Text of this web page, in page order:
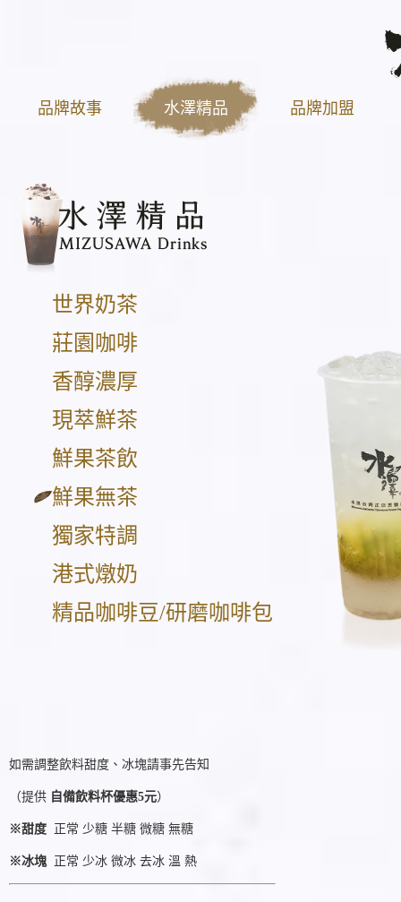
品牌故事 水澤精品 品牌加盟
世界奶茶
莊園咖啡
香醇濃厚
現萃鮮茶
鮮果茶飲
鮮果無茶
獨家特調
港式燉奶
精品咖啡豆/研磨咖啡包
如需調整飲料甜度、冰塊請事先告知
（提供 自備飲料杯優惠5元）
※甜度 正常 少糖 半糖 微糖 無糖
※冰塊 正常 少冰 微冰 去冰 溫 熱